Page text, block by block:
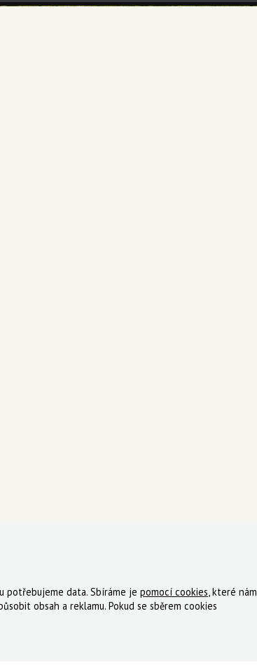
Registrace Reklamace Kde nakoupit
potřebujeme data. Sbíráme je pomocí cookies, které nám
obsah a reklamu. Pokud se sběrem cookies